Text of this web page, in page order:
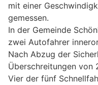
mit einer
gemessen.
In der Gemeinde
zwei Autofahrer
Nach Abzug der
Überschreitungen von
Vier der fünf